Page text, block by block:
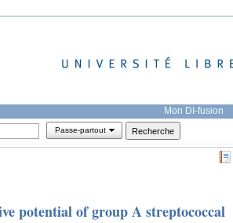
Mon DI-fusion
Passe-partout
potential of group A streptococcal